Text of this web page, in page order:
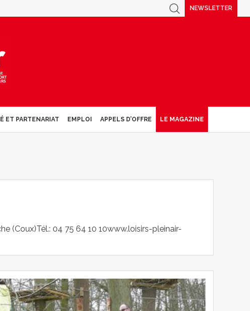
NEWSLETTER
ET PARTENARIAT EMPLOI APPELS D’OFFRE LE MAGAZINE
(Coux)Tél.: 04 75 64 10 10www.loisirs-pleinair-